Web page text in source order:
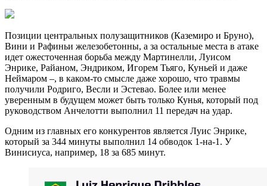
Позиции центральных полузащитников (Каземиро и Бруно),
Вини и Рафиньи железобетонны, а за остальные места в атаке
идет ожесточенная борьба между Мартинелли, Луисом
Энрике, Райаном, Эндриком, Игорем Тьяго, Куньей и даже
Неймаром –, в каком-то смысле даже хорошо, что травмы
получили Родриго, Весли и Эстевао. Более или менее
уверенным в будущем может быть только Кунья, который под
руководством Анчелотти выполнил 11 передач на удар.
Одним из главных его конкурентов является Луис Энрике,
который за 344 минуты выполнил 14 обводок 1-на-1. У
Винисиуса, например, 18 за 685 минут.